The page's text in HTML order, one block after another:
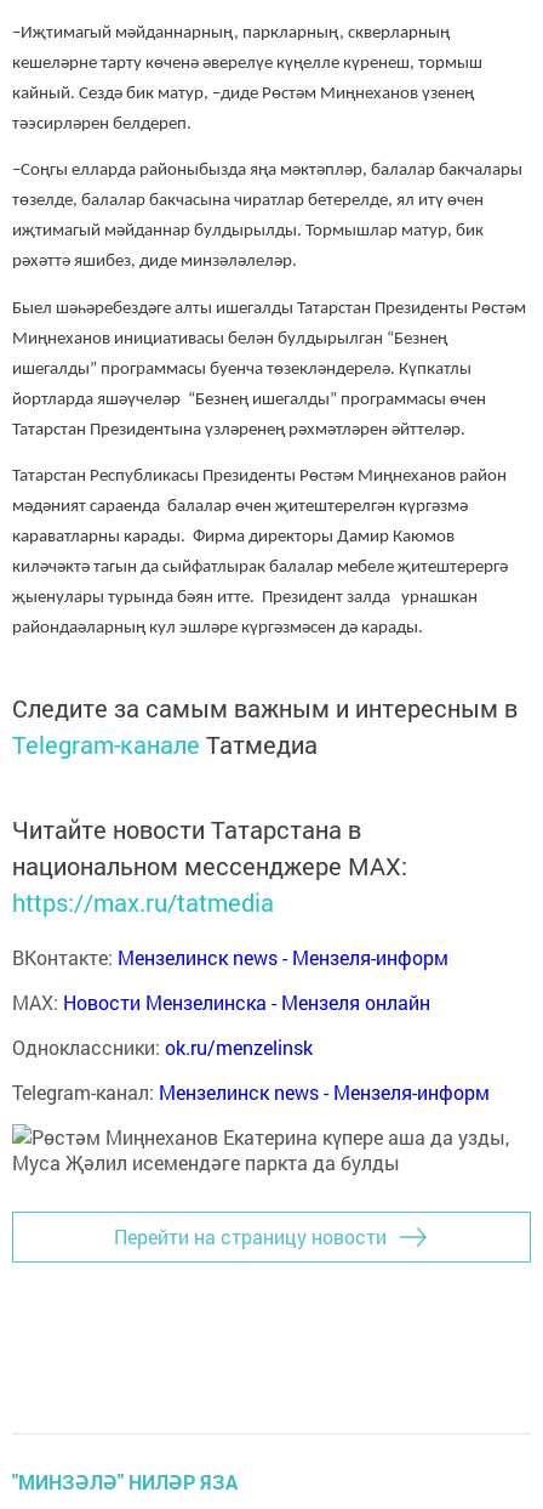
–Иҗтимагый мәйданнарның, паркларның, скверларның
кешеләрне тарту көченә әверелүе күңелле күренеш, тормыш
кайный. Сездә бик матур, –диде Рөстәм Миңнеханов үзенең
тәэсирләрен белдереп.
–Соңгы елларда районыбызда яңа мәктәпләр, балалар бакчалары
төзелде, балалар бакчасына чиратлар бетерелде, ял итү өчен
иҗтимагый мәйданнар булдырылды. Тормышлар матур, бик
рәхәттә яшибез, диде минзәләлеләр.
Быел шәһәребездәге алты ишегалды Татарстан Президенты Рөстәм
Миңнеханов инициативасы белән булдырылган “Безнең
ишегалды” программасы буенча төзекләндерелә. Күпкатлы
йортларда яшәүчеләр “Безнең ишегалды” программасы өчен
Татарстан Президентына үзләренең рәхмәтләрен әйттеләр.
Татарстан Республикасы Президенты Рөстәм Миңнеханов район
мәдәният сараенда балалар өчен җитештерелгән күргәзмә
караватларны карады. Фирма директоры Дамир Каюмов
киләчәктә тагын да сыйфатлырак балалар мебеле җитештерергә
җыенулары турында бәян итте. Президент залда урнашкан
райондаәларның кул эшләре күргәзмәсен дә карады.
Следите за самым важным и интересным в
Telegram-канале Татмедиа
Читайте новости Татарстана в
национальном мессенджере MАХ:
https://max.ru/tatmedia
ВКонтакте: Мензелинск news - Мензеля-информ
MAX: Новости Мензелинска - Мензеля онлайн
Одноклассники: ok.ru/menzelinsk
Telegram-канал: Мензелинск news - Мензеля-информ
Перейти на страницу новости
"МИНЗӘЛӘ" НИЛӘР ЯЗА